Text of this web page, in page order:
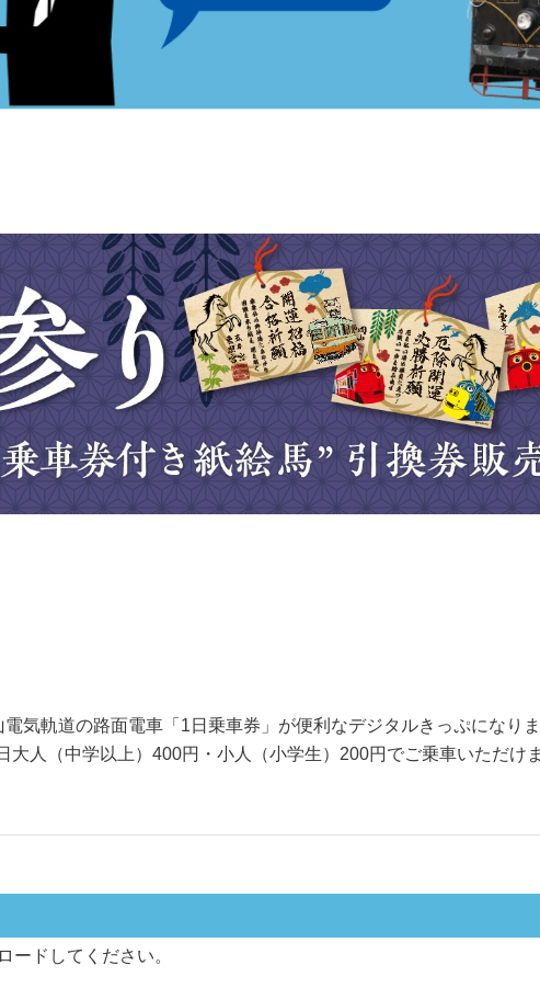
電気軌道の路面電車「1日乗車券」が便利なデジタルきっぷになりま
大人（中学以上）400円・小人（小学生）200円でご乗車いただけま
ードしてください。